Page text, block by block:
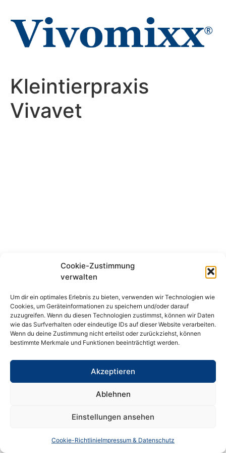
Cookie-Zustimmung
verwalten
Um dir ein optimales Erlebnis zu bieten, verwenden wir Technologien wie
Cookies, um Geräteinformationen zu speichern und/oder darauf
zuzugreifen. Wenn du diesen Technologien zustimmst, können wir Daten
wie das Surfverhalten oder eindeutige IDs auf dieser Website verarbeiten.
Wenn du deine Zustimmung nicht erteilst oder zurückziehst, können
bestimmte Merkmale und Funktionen beeinträchtigt werden.
Akzeptieren
Ablehnen
Einstellungen ansehen
Cookie-RichtlinieImpressum & Datenschutz
Inhalt
wechseln
Kleintierpraxis
Vivavet